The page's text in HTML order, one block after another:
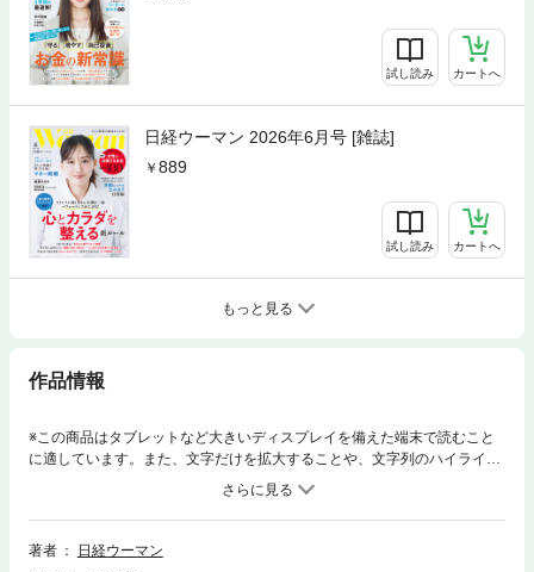
試し読み カートへ
日経ウーマン 2026年6月号 [雑誌]
889
試し読み カートへ
もっと見る
作品情報
※この商品はタブレットなど大きいディスプレイを備えた端末で読むこと
に適しています。また、文字だけを拡大することや、文字列のハイライ
ト、検索、辞書の参照、引用などの機能が使用できません。※電子化にあ
たり、著作権・使用権のない記事、写真、図表は掲載しておりません。特
集1 モヤモヤ、ざわざわがすーっと消える！ 心がラクになる新しい習
慣 簡単なテストで一歩前進！ 自分のストレス度を知る3つの方法
著者
日経ウーマン